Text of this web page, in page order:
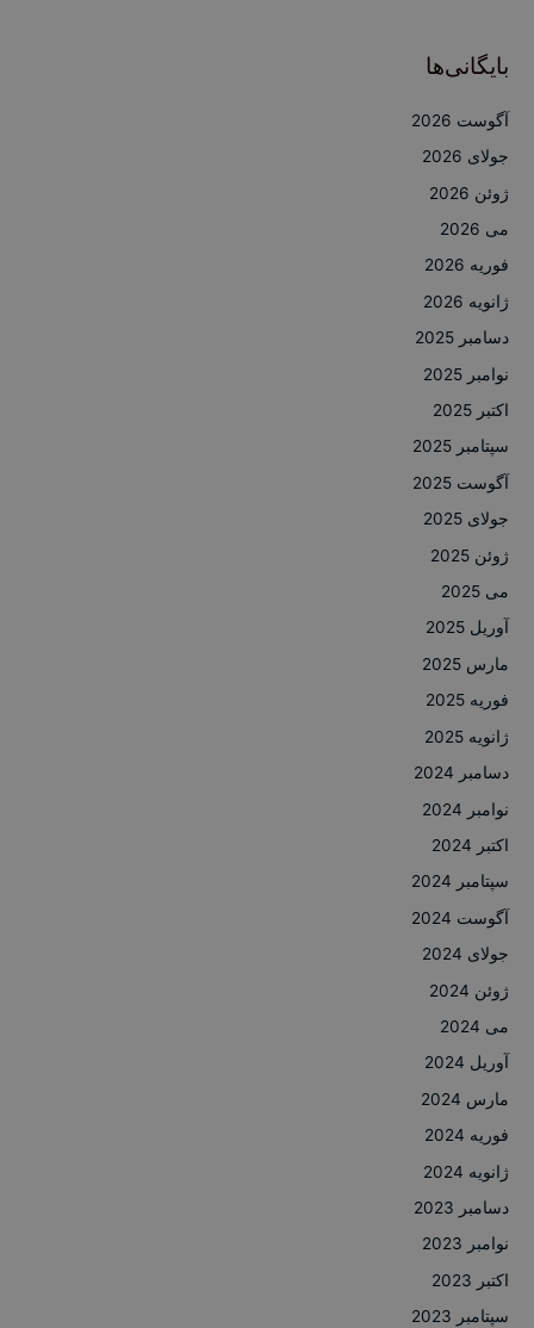
بایگانی‌ها
آگوست 2026
جولای 2026
ژوئن 2026
می 2026
فوریه 2026
ژانویه 2026
دسامبر 2025
نوامبر 2025
اکتبر 2025
سپتامبر 2025
آگوست 2025
جولای 2025
ژوئن 2025
می 2025
آوریل 2025
مارس 2025
فوریه 2025
ژانویه 2025
دسامبر 2024
نوامبر 2024
اکتبر 2024
سپتامبر 2024
آگوست 2024
جولای 2024
ژوئن 2024
می 2024
آوریل 2024
مارس 2024
فوریه 2024
ژانویه 2024
دسامبر 2023
نوامبر 2023
اکتبر 2023
سپتامبر 2023